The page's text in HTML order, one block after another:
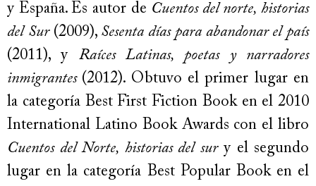
y España. Es autor de Cuentos del norte, historias
del Sur (2009), Sesenta días para abandonar el país
(2011), y Raíces Latinas, poetas y narradores
inmigrantes (2012). Obtuvo el primer lugar en
la categoría Best First Fiction Book en el 2010
International Latino Book Awards con el libro
Cuentos del Norte, historias del sury el segundo
lugar en la categoría Best Popular Book en el